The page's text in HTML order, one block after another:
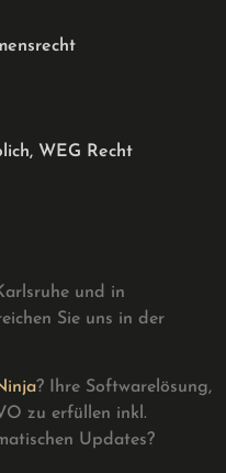
WEG Recht
und in
Sie uns in der
? Ihre Softwarelösung,
zu erfüllen inkl.
Updates?